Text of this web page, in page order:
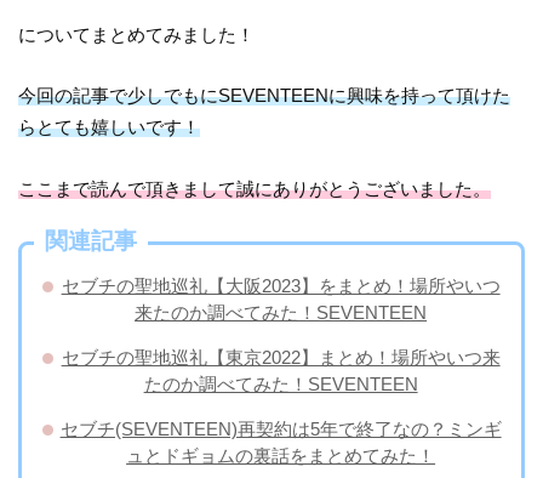
についてまとめてみました！
今回の記事で少しでもにSEVENTEENに興味を持って頂けた
らとても嬉しいです！
ここまで読んで頂きまして誠にありがとうございました。
関連記事
セブチの聖地巡礼【大阪2023】をまとめ！場所やいつ
来たのか調べてみた！SEVENTEEN
セブチの聖地巡礼【東京2022】まとめ！場所やいつ来
たのか調べてみた！SEVENTEEN
セブチ(SEVENTEEN)再契約は5年で終了なの？ミンギ
ュとドギョムの裏話をまとめてみた！